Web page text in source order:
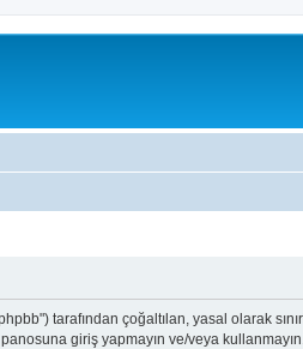
tarafından çoğaltılan, yasal olarak
giriş yapmayın ve/veya